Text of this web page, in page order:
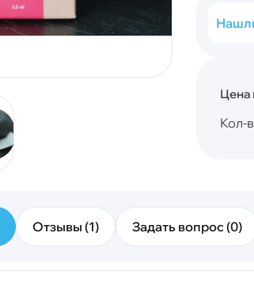
Цена
Кол-
Отзывы (1) Задать вопрос (0)